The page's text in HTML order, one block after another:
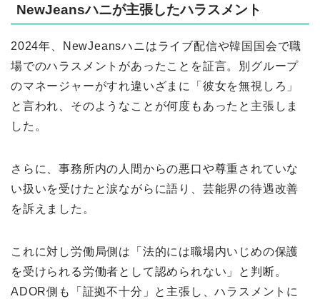
NewJeansハニが主張したハラスメント
2024年、NewJeansハニはライブ配信や韓国国会で職
場でのハラスメントがあったことを証言。別グループ
のマネージャーがすれ違いざまに「彼女を無視しろ」
と言われ、そのようなことが何度もあったと主張しま
した。
さらに、事務所内の人間からの悪口や尊重されていな
い扱いを受けたと涙ながらに語り、芸能界の待遇改善
を訴えました。
これに対し労働局側は「法的には職場内いじめの保護
を受けられる労働者として認められない」と判断。
ADOR側も「証拠不十分」と主張し、ハラスメントに